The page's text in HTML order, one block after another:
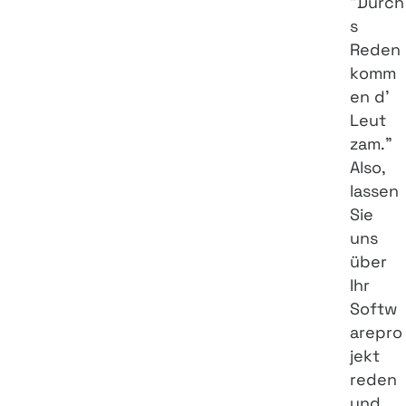
s
Reden
komm
en d'
Leut
zam."
Also,
lassen
Sie
uns
über
Ihr
Softw
arepro
jekt
reden